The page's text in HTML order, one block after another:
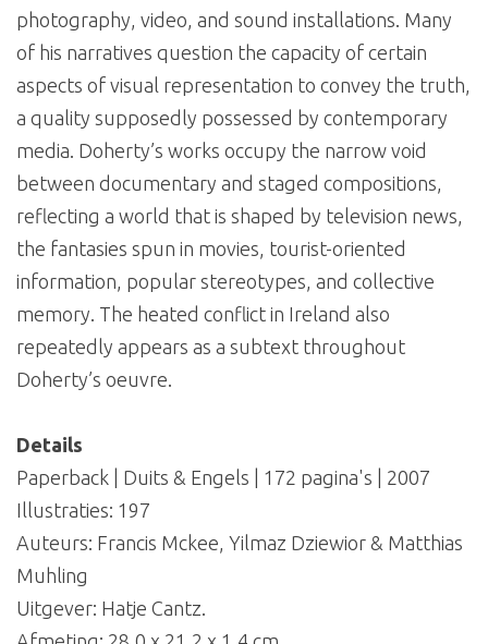
photography, video, and sound installations. Many
of his narratives question the capacity of certain
aspects of visual representation to convey the truth,
a quality supposedly possessed by contemporary
media. Doherty’s works occupy the narrow void
between documentary and staged compositions,
reflecting a world that is shaped by television news,
the fantasies spun in movies, tourist-oriented
information, popular stereotypes, and collective
memory. The heated conflict in Ireland also
repeatedly appears as a subtext throughout
Doherty’s oeuvre.
Details
Paperback | Duits & Engels | 172 pagina's | 2007
Illustraties: 197
Auteurs: Francis Mckee, Yilmaz Dziewior & Matthias
Muhling
Uitgever: Hatje Cantz.